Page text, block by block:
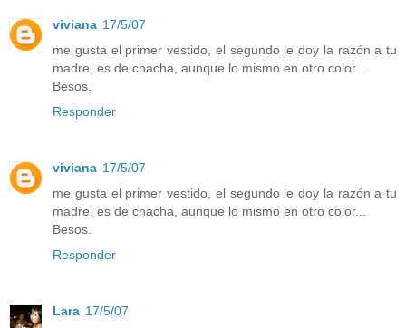
viviana 17/5/07
me gusta el primer vestido, el segundo le doy la razón a tu
madre, es de chacha, aunque lo mismo en otro color...
Besos.
Responder
viviana 17/5/07
me gusta el primer vestido, el segundo le doy la razón a tu
madre, es de chacha, aunque lo mismo en otro color...
Besos.
Responder
Lara 17/5/07